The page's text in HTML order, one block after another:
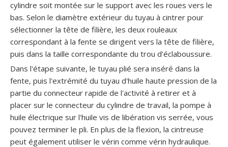
cylindre soit montée sur le support avec les roues vers le
bas. Selon le diamètre extérieur du tuyau à cintrer pour
sélectionner la tête de filière, les deux rouleaux
correspondant à la fente se dirigent vers la tête de filière,
puis dans la taille correspondante du trou d'éclaboussure.
Dans l'étape suivante, le tuyau plié sera inséré dans la
fente, puis l'extrémité du tuyau d'huile haute pression de la
partie du connecteur rapide de l'activité à retirer et à
placer sur le connecteur du cylindre de travail, la pompe à
huile électrique sur l'huile vis de libération vis serrée, vous
pouvez terminer le pli. En plus de la flexion, la cintreuse
peut également utiliser le vérin comme vérin hydraulique.